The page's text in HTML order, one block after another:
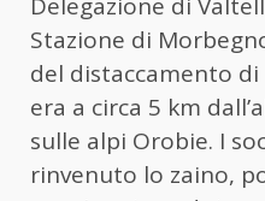
Stazione di
del distaccamento
era a circa 5 km
sulle alpi Orobie. I
rinvenuto lo zaino,